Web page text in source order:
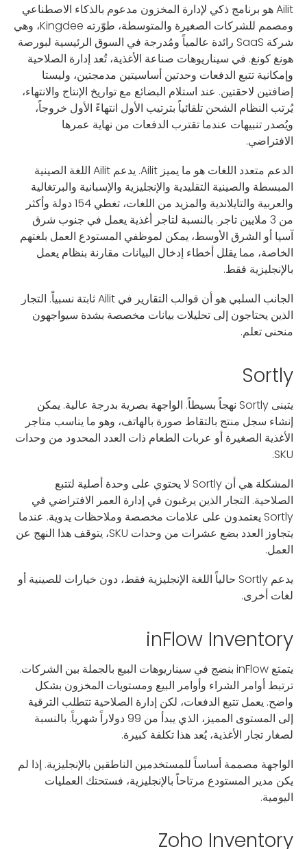
Ailit هو برنامج ذكي لإدارة المخزون مدعوم بالذكاء الاصطناعي
ومصمم للشركات الصغيرة والمتوسطة، طوّرته Kingdee، وهي
شركة SaaS رائدة عالمياً ومُدرجة في السوق الرئيسية لبورصة
هونغ كونغ. في سيناريوهات صناعة الأغذية، تُعد إدارة الصلاحية
وإمكانية تتبع الدفعات وحدتين أساسيتين مدمجتين، وليستا
إضافتين لاحقتين. عند استلام البضائع مع تواريخ الإنتاج والانتهاء،
يُرتب النظام الشحن تلقائياً بترتيب الأول انتهاءً الأول خروجاً،
ويُصدر تنبيهات عندما تقترب الدفعات من نهاية عمرها
الافتراضي.
الدعم متعدد اللغات هو ما يميز Ailit. يدعم Ailit اللغة الصينية
المبسطة والصينية التقليدية والإنجليزية والإسبانية والبرتغالية
والعربية والتايلاندية والمزيد من اللغات، تغطي 154 دولة وأكثر
من 3 ملايين تاجر. بالنسبة لتاجر أغذية يعمل في جنوب شرق
آسيا أو الشرق الأوسط، يمكن لموظفي المستودع العمل بلغتهم
الخاصة، مما يقلل أخطاء إدخال البيانات مقارنة بنظام يعمل
بالإنجليزية فقط.
الجانب السلبي هو أن قوالب التقارير في Ailit ثابتة نسبياً. التجار
الذين يحتاجون إلى تحليلات بيانات مخصصة بشدة سيواجهون
منحنى تعلم.
Sortly
يتبنى Sortly نهجاً بسيطاً. الواجهة بصرية بدرجة عالية. يمكن
إنشاء سجل منتج بالتقاط صورة بالهاتف، وهو ما يناسب متاجر
الأغذية الصغيرة أو عربات الطعام ذات العدد المحدود من وحدات
SKU.
المشكلة هي أن Sortly لا يحتوي على وحدة أصلية لتتبع
الصلاحية. التجار الذين يرغبون في إدارة العمر الافتراضي في
Sortly يعتمدون على علامات مخصصة وملاحظات يدوية. عندما
يتجاوز العدد بضع عشرات من وحدات SKU، يتوقف هذا النهج عن
العمل.
يدعم Sortly حالياً اللغة الإنجليزية فقط، دون خيارات للصينية أو
لغات أخرى.
inFlow Inventory
يتمتع inFlow بنضج في سيناريوهات البيع بالجملة بين الشركات.
ترتبط أوامر الشراء وأوامر البيع ومستويات المخزون بشكل
واضح. يعمل تتبع الدفعات، لكن إدارة الصلاحية تتطلب الترقية
إلى المستوى المميز، الذي يبدأ من 99 دولاراً شهرياً. بالنسبة
لصغار تجار الأغذية، يُعد هذا تكلفة كبيرة.
الواجهة مصممة أساساً للمستخدمين الناطقين بالإنجليزية. إذا لم
يكن مدير المستودع مرتاحاً بالإنجليزية، فستحتك العمليات
اليومية.
Zoho Inventory